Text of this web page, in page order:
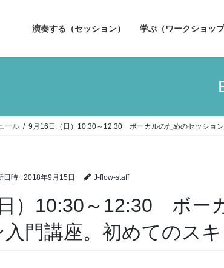
演奏する（セッション） 学ぶ（ワークショップ
ール 9月16日（日）10:30～12:30 ボーカルのためのセッショ
日時 : 2018年9月15日 J-flow-staff
）10:30～12:30 ボー
門講座。初めてのス